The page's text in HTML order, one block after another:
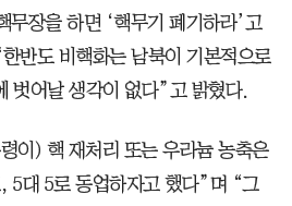
무장을 하면 ‘핵무기 폐기하라’고
반도 비핵화는 남북이 기본적으로
벗어날 생각이 없다”고 밝혔다.
이) 핵 재처리 또는 우라늄 농축은
5대 5로 동업하자고 했다”며 “그